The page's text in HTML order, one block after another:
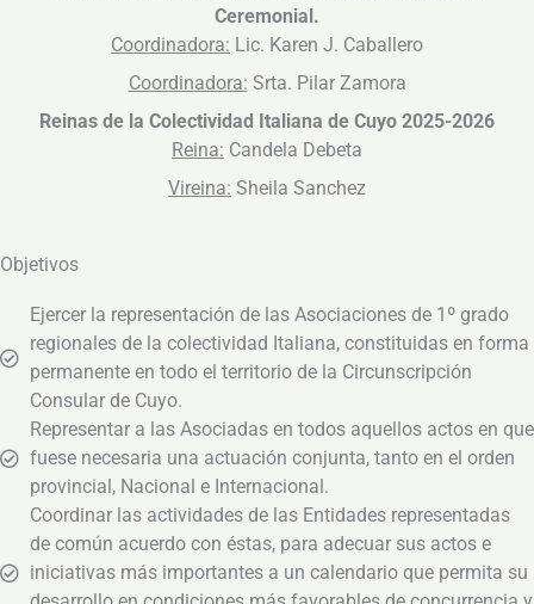
Ceremonial.
Coordinadora: Lic. Karen J. Caballero
Coordinadora: Srta. Pilar Zamora
Reinas de la Colectividad Italiana de Cuyo 2025-2026
Reina: Candela Debeta
Vireina: Sheila Sanchez
Objetivos
Ejercer la representación de las Asociaciones de 1º grado
regionales de la colectividad Italiana, constituidas en forma
permanente en todo el territorio de la Circunscripción
Consular de Cuyo.
Representar a las Asociadas en todos aquellos actos en que
fuese necesaria una actuación conjunta, tanto en el orden
provincial, Nacional e Internacional.
Coordinar las actividades de las Entidades representadas
de común acuerdo con éstas, para adecuar sus actos e
iniciativas más importantes a un calendario que permita su